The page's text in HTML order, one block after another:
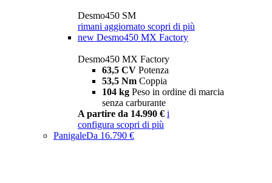
Desmo450 SM
rimani aggiornato scopri di più
new Desmo450 MX Factory
Desmo450 MX Factory
63,5 CV Potenza
53,5 Nm Coppia
104 kg Peso in ordine di marcia
senza carburante
A partire da 14.990 € i
configura scopri di più
PanigaleDa 16.790 €